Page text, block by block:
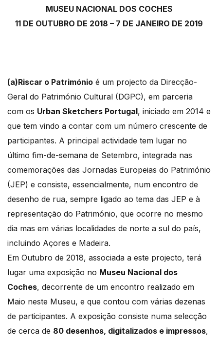
MUSEU NACIONAL DOS COCHES
11 DE OUTUBRO DE 2018 – 7 DE JANEIRO DE 2019
(a)Riscar o Património é um projecto da Direcção-
Geral do Património Cultural (DGPC), em parceria
com os Urban Sketchers Portugal, iniciado em 2014 e
que tem vindo a contar com um número crescente de
participantes. A principal actividade tem lugar no
último fim-de-semana de Setembro, integrada nas
comemorações das Jornadas Europeias do Património
(JEP) e consiste, essencialmente, num encontro de
desenho de rua, sempre ligado ao tema das JEP e à
representação do Património, que ocorre no mesmo
dia mas em várias localidades de norte a sul do país,
incluindo Açores e Madeira.
Em Outubro de 2018, associada a este projecto, terá
lugar uma exposição no Museu Nacional dos
Coches, decorrente de um encontro realizado em
Maio neste Museu, e que contou com várias dezenas
de participantes. A exposição consiste numa selecção
de cerca de 80 desenhos, digitalizados e impressos,